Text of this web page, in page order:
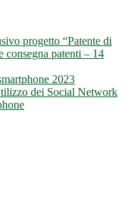
progetto “Patente di
consegna patenti – 14
2023
dei Social Network